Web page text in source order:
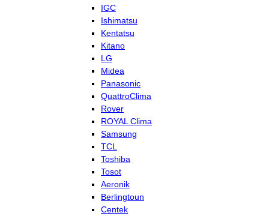
IGC
Ishimatsu
Kentatsu
Kitano
LG
Midea
Panasonic
QuattroClima
Rover
ROYAL Clima
Samsung
TCL
Toshiba
Tosot
Aeronik
Berlingtoun
Centek